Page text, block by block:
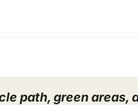
path, green areas,